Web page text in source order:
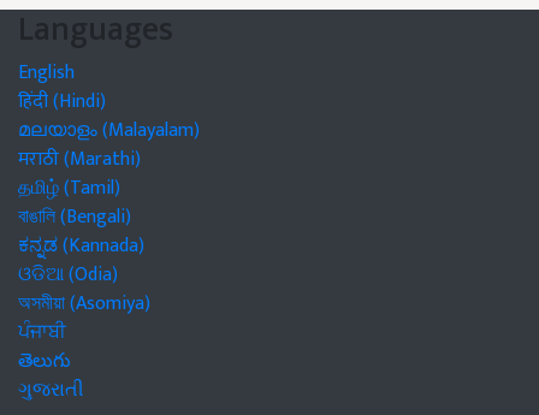
Languages
English
हिंदी (Hindi)
മലയാളം (Malayalam)
मराठी (Marathi)
தமிழ் (Tamil)
বাঙালি (Bengali)
ಕನ್ನಡ (Kannada)
ଓଡିଆ (Odia)
অসমীয়া (Asomiya)
ਪੰਜਾਬੀ
తెలుగు
ગુજરાતી